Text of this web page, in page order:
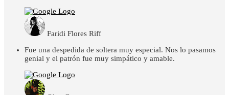
Faridi Flores Riff
Fue una despedida de soltera muy especial. Nos lo pasamos
genial y el patrón fue muy simpático y amable.